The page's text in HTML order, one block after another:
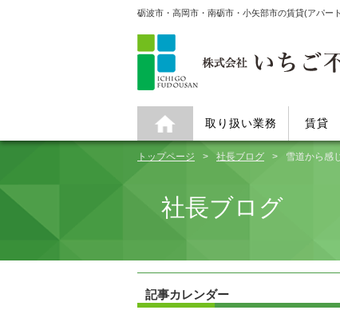
砺波市・高岡市・南砺市・小矢部市の賃貸(アパー
取り扱い業務 賃貸
トップページ 社長ブログ 雪道から感
社長ブログ
記事カレンダー